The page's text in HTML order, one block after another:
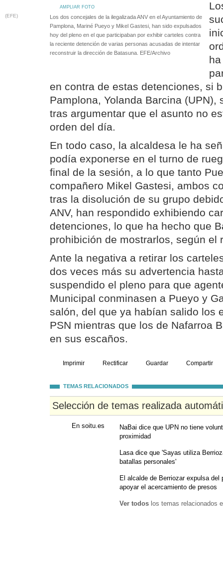
AMPLIAR FOTO
(EFE)
Los dos concejales de la ilegalizada ANV en el Ayuntamiento de
Pamplona, Mariné Pueyo y Mikel Gastesi, han sido expulsados
hoy del pleno en el que participaban por exhibir carteles contra
la reciente detención de varias personas acusadas de intentar
reconstruir la dirección de Batasuna. EFE/Archivo
en contra de estas detenciones, si
Pamplona, Yolanda Barcina (UPN),
tras argumentar que el asunto no
orden del día.
En todo caso, la alcaldesa le ha
podía exponerse en el turno de
final de la sesión, a lo que tanto
compañero Mikel Gastesi, ambos
tras la disolución de su grupo
ANV, han respondido exhibiendo
detenciones, lo que ha hecho que
prohibición de mostrarlos, según el
Ante la negativa a retirar los
dos veces más su advertencia
suspendido el pleno para que
Municipal conminasen a Pueyo y
salón, del que ya habían salido los
PSN mientras que los de Nafarroa
en sus escaños.
Imprimir Rectificar Guardar Compartir
TEMAS RELACIONADOS
Selección de temas realizada
En soitu.es
NaBai dice que UPN no tiene
proximidad
Lasa dice que 'Sayas utiliza
batallas personales'
El alcalde de Berriozar expulsa
apoyar el acercamiento de presos
Ver todos los temas relacionados